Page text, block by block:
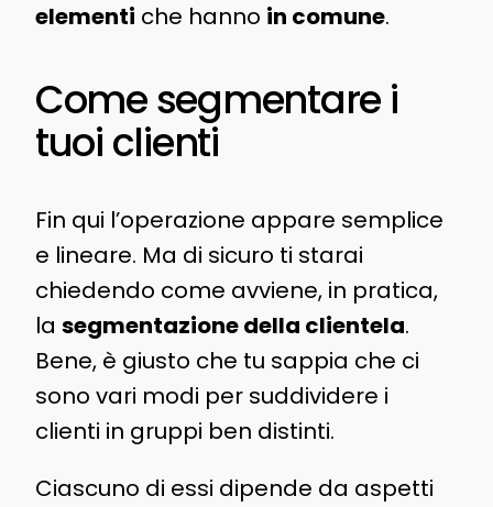
elementi che hanno in comune.
Come segmentare i
tuoi clienti
Fin qui l’operazione appare semplice
e lineare. Ma di sicuro ti starai
chiedendo come avviene, in pratica,
la segmentazione della clientela.
Bene, è giusto che tu sappia che ci
sono vari modi per suddividere i
clienti in gruppi ben distinti.
Ciascuno di essi dipende da aspetti